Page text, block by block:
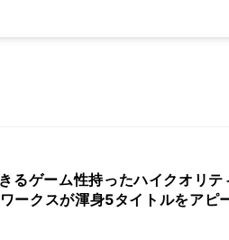
るゲーム性持ったハイクオリ
ークスが渾身5タイトルをアピ